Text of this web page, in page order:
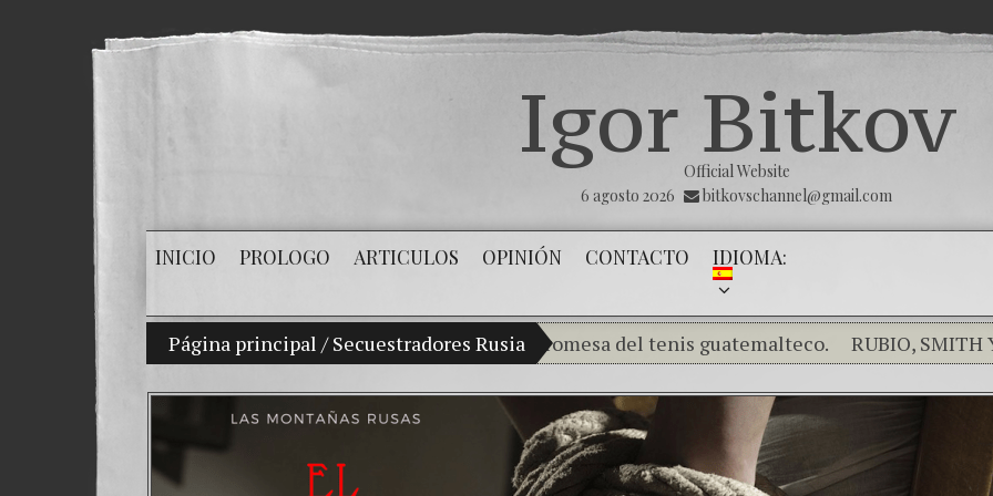
Igor Bitkov
Official Website
6 agosto 2026
bitkovschannel@gmail.com
INICIO PROLOGO ARTICULOS OPINIÓN CONTACTO IDIOMA:
Página principal / Secuestradores Rusia
Mi hijo Vladimir Bitkov, una promesa del tenis guatemalteco.
RUBIO, SMITH Y
THE
¿Cómo el banco mafioso de Putin sigue alterando
El Día de la Victoria
Con esta injusticia todos